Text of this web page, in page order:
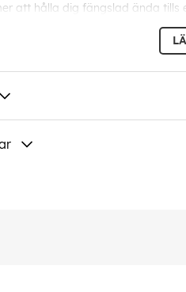
att hålla dig fängslad ända tills
svenska, norska, finska